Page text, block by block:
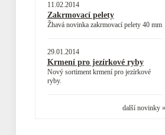
11.02.2014
Zakrmovací pelety
Žhavá novinka zakrmovací pelety 40 mm
29.01.2014
Krmení pro jezírkové ryby
Nový sortiment krmení pro jezírkové
ryby.
další novinky »